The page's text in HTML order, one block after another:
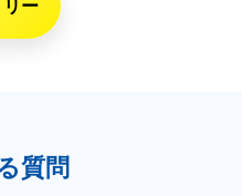
ー
質問